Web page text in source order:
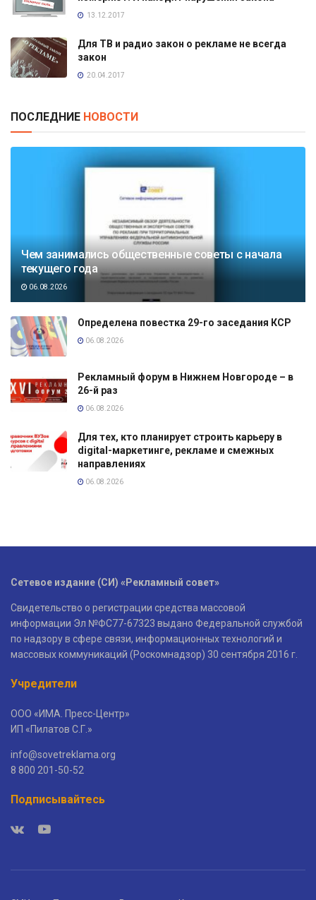
13.12.2017
Для ТВ и радио закон о рекламе не всегда
закон
20.04.2017
ПОСЛЕДНИЕ НОВОСТИ
Чем занимались общественные советы с начала
текущего года
06.08.2026
Определена повестка 29-го заседания КСР
06.08.2026
Рекламный форум в Нижнем Новгороде – в
26-й раз
06.08.2026
Для тех, кто планирует строить карьеру в
digital-маркетинге, рекламе и смежных
направлениях
06.08.2026
Сетевое издание (СИ) «Рекламный совет»
Свидетельство о регистрации средства массовой
информации Эл №ФС77-67323 выдано Федеральной службой
по надзору в сфере связи, информационных технологий и
массовых коммуникаций (Роскомнадзор) 30 сентября 2016 г.
Учредители
ООО «ИМА. Пресс-Центр»
ИП «Пилатов С.Г.»
info@sovetreklama.org
8 800 201-50-52
Подписывайтесь